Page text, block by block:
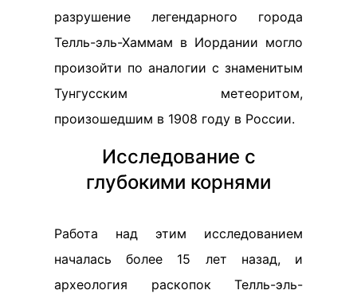
разрушение легендарного города
Телль-эль-Хаммам в Иордании могло
произойти по аналогии с знаменитым
Тунгусским метеоритом,
произошедшим в 1908 году в России.
Исследование с
глубокими корнями
Работа над этим исследованием
началась более 15 лет назад, и
археология раскопок Телль-эль-